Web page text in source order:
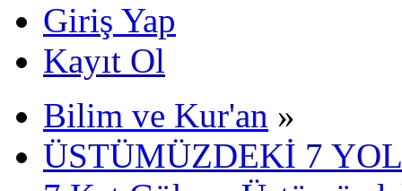
Giriş Yap
Kayıt Ol
Bilim ve Kur'an »
ÜSTÜMÜZDEKİ 7 YOL